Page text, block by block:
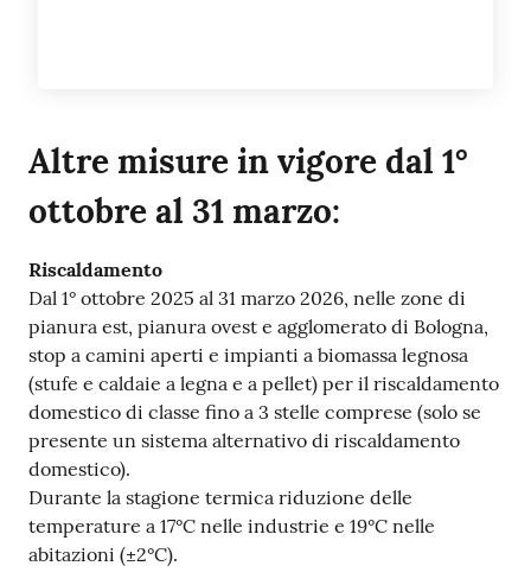
Altre misure in vigore dal 1°
ottobre al 31 marzo:
Riscaldamento
Dal 1° ottobre 2025 al 31 marzo 2026, nelle zone di
pianura est, pianura ovest e agglomerato di Bologna,
stop a camini aperti e impianti a biomassa legnosa
(stufe e caldaie a legna e a pellet) per il riscaldamento
domestico di classe fino a 3 stelle comprese (solo se
presente un sistema alternativo di riscaldamento
domestico).
Durante la stagione termica riduzione delle
temperature a 17°C nelle industrie e 19°C nelle
abitazioni (±2°C).